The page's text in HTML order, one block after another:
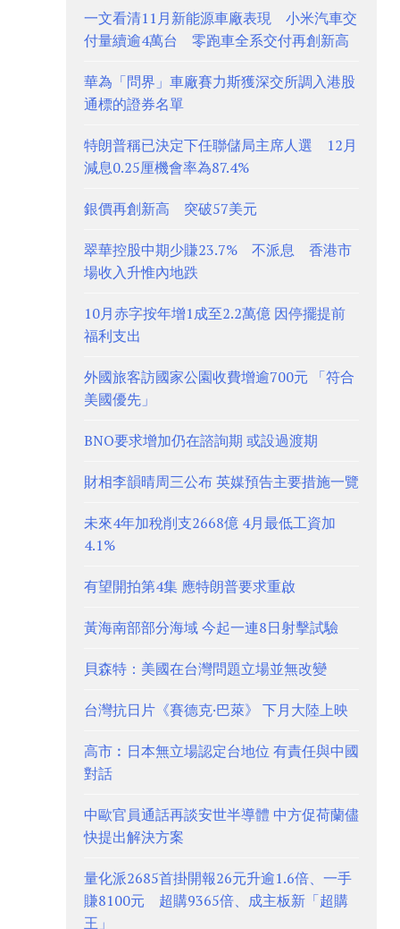
一文看清11月新能源車廠表現 小米汽車交
付量續逾4萬台 零跑車全系交付再創新高
華為「問界」車廠賽力斯獲深交所調入港股
通標的證券名單
特朗普稱已決定下任聯儲局主席人選 12月
減息0.25厘機會率為87.4%
銀價再創新高 突破57美元
翠華控股中期少賺23.7% 不派息 香港市
場收入升惟內地跌
10月赤字按年增1成至2.2萬億 因停擺提前
福利支出
外國旅客訪國家公園收費增逾700元 「符合
美國優先」
BNO要求增加仍在諮詢期 或設過渡期
財相李韻晴周三公布 英媒預告主要措施一覽
未來4年加稅削支2668億 4月最低工資加
4.1%
有望開拍第4集 應特朗普要求重啟
黃海南部部分海域 今起一連8日射擊試驗
貝森特：美國在台灣問題立場並無改變
台灣抗日片《賽德克·巴萊》 下月大陸上映
高市︰日本無立場認定台地位 有責任與中國
對話
中歐官員通話再談安世半導體 中方促荷蘭儘
快提出解決方案
量化派2685首掛開報26元升逾1.6倍、一手
賺8100元 超購9365倍、成主板新「超購
王」